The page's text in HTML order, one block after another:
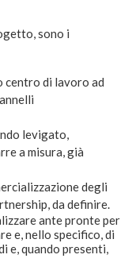
sono i
centro di lavoro ad
levigato,
a misura, già
zione degli
da definire.
ante pronte per
e, nello specifico, di
quando presenti,